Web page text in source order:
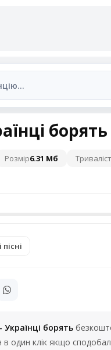
борять
Розмір6.31 Мб
пісні
Українці борять
один клік якщо